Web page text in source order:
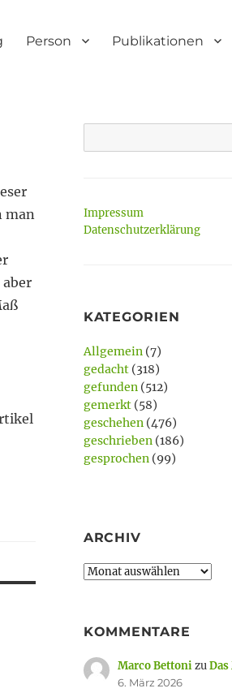
Person Publikationen
man
Impressum
Datenschutzerklärung
KATEGORIEN
Allgemein(7)
gedacht(318)
gefunden(512)
gemerkt(58)
geschehen(476)
geschrieben(186)
gesprochen(99)
ARCHIV
Archiv
KOMMENTARE
Marco Bettonizu
6. März 2026